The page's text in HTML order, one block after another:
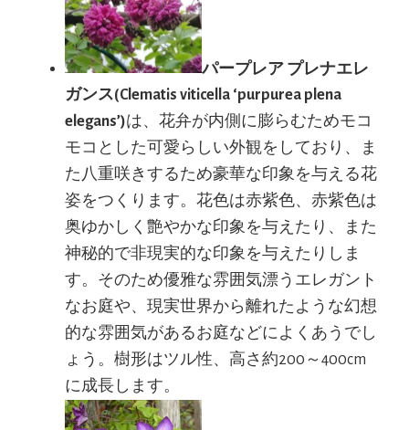
パープレア プレナエレ
ガンス(Clematis viticella ‘purpurea plena
elegans’)は、花弁が内側に膨らむためモコ
モコとした可愛らしい外観をしており、ま
た八重咲きするため豪華な印象を与える花
姿をつくります。花色は赤紫色、赤紫色は
奥ゆかしく艶やかな印象を与えたり、また
神秘的で非現実的な印象を与えたりしま
す。そのため優雅な雰囲気漂うエレガント
なお庭や、現実世界から離れたような幻想
的な雰囲気があるお庭などによくあうでし
ょう。樹形はツル性、高さ約200～400cm
に成長します。